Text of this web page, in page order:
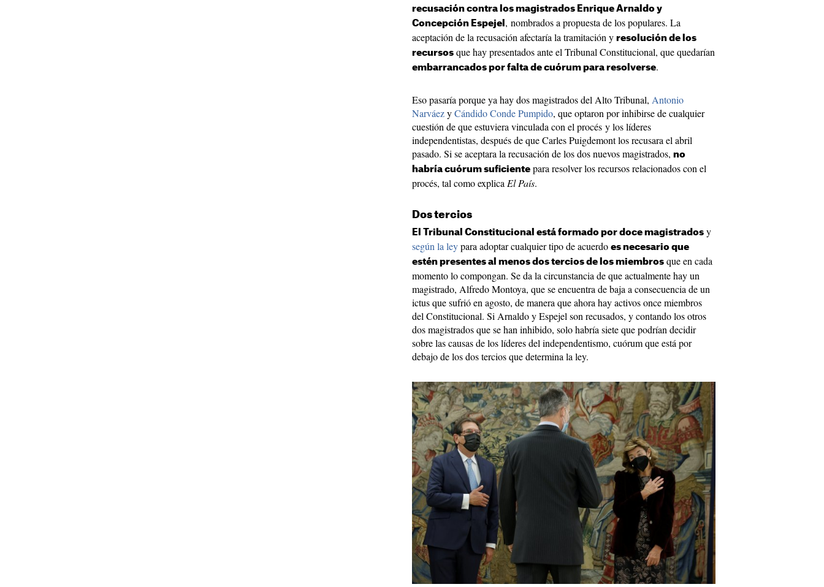
recusación contra los magistrados Enrique Arnaldo y
Concepción Espejel , nombrados a propuesta de los populares. La
aceptación de la recusación afectaría la tramitación y resolución de los
recursos que hay presentados ante el Tribunal Constitucional, que quedarían
embarrancados por falta de cuórum para resolverse.
Eso pasaría porque ya hay dos magistrados del Alto Tribunal, Antonio
NarváezyCándido Conde Pumpido, que optaron por inhibirse de cualquier
cuestión de que estuviera vinculada con el procés y los líderes
independentistas, después de que Carles Puigdemont los recusara el abril
pasado. Si se aceptara la recusación de los dos nuevos magistrados, no
habría cuórum suficiente para resolver los recursos relacionados con el
procés, tal como explica El País.
Dos tercios
El Tribunal Constitucional está formado por doce magistrados y
según la leypara adoptar cualquier tipo de acuerdo es necesario que
estén presentes al menos dos tercios de los miembros que en cada
momento lo compongan. Se da la circunstancia de que actualmente hay un
magistrado, Alfredo Montoya, que se encuentra de baja a consecuencia de un
ictus que sufrió en agosto, de manera que ahora hay activos once miembros
del Constitucional. Si Arnaldo y Espejel son recusados, y contando los otros
dos magistrados que se han inhibido, solo habría siete que podrían decidir
sobre las causas de los líderes del independentismo, cuórum que está por
debajo de los dos tercios que determina la ley.